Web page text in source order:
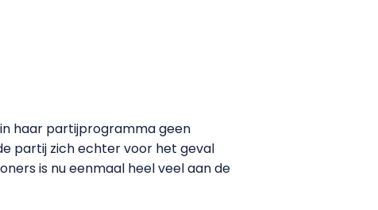
haar partijprogramma geen
partij zich echter voor het geval
is nu eenmaal heel veel aan de